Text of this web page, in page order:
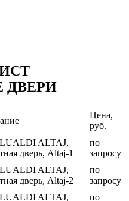
Цена,
руб.
ALTAJ,
дверь, Altaj-1
по
запросу
ALTAJ,
дверь, Altaj-2
по
запросу
ALTAJ,
по